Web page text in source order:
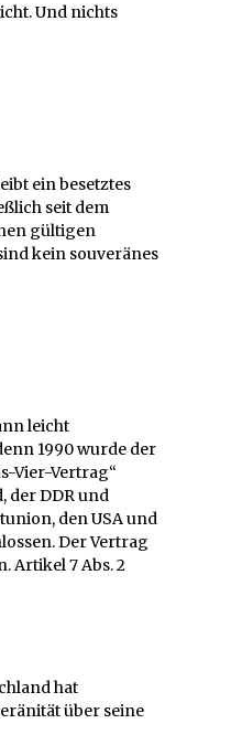
Und nichts
ein besetztes
seit dem
gültigen
kein souveränes
leicht
1990 wurde der
Vier-Vertrag“
der DDR und
den USA und
Der Vertrag
Artikel 7 Abs. 2
hat
über seine